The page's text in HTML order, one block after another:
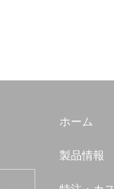
ホーム
製品情報